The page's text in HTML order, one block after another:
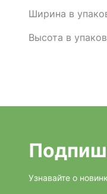
Ширина в
Высота в
Узнавайте о